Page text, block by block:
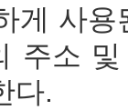
사용
주소
다.